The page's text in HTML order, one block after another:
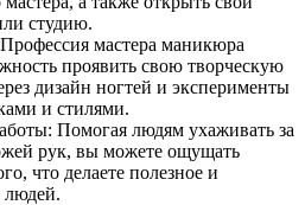
студию.
мастера маникюра
проявить свою творческую
дизайн ногтей и эксперименты
и стилями.
Помогая людям ухаживать за
рук, вы можете ощущать
что делаете полезное и
людей.